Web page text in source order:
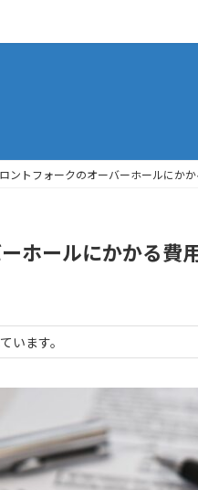
ントフォークのオーバーホールにか
ホールにかかる費
います。